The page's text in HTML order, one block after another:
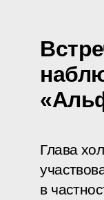
Глава
в